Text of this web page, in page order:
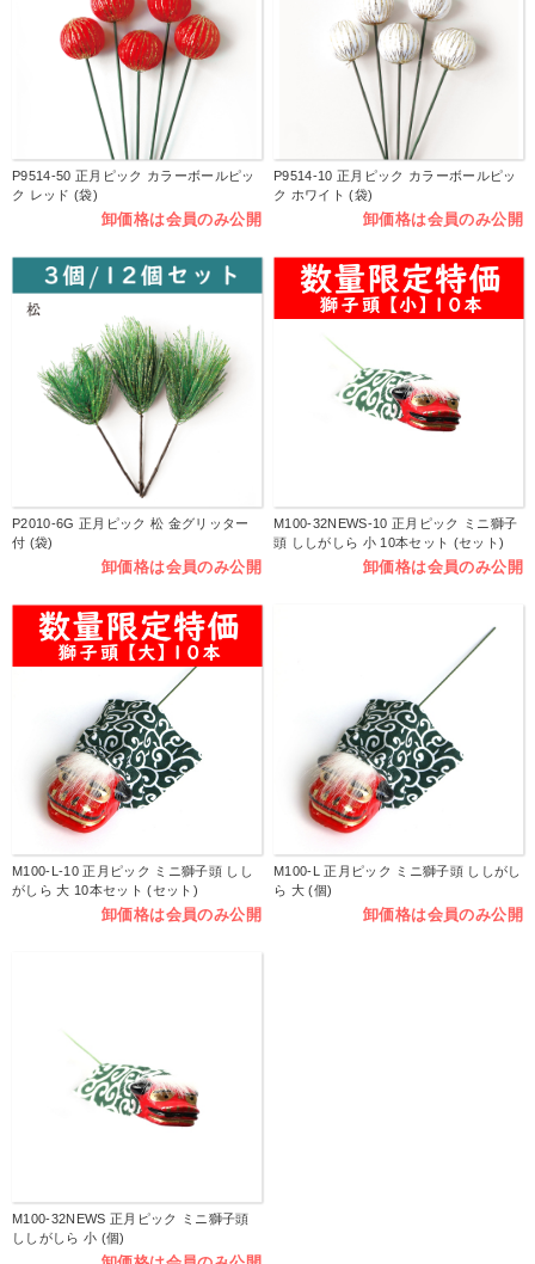
P9514-50 正月ピック カラーボールピッ
ク レッド (袋)
卸価格は会員のみ公開
P9514-10 正月ピック カラーボールピッ
ク ホワイト (袋)
卸価格は会員のみ公開
P2010-6G 正月ピック 松 金グリッター
付 (袋)
卸価格は会員のみ公開
M100-32NEWS-10 正月ピック ミニ獅子
頭 ししがしら 小 10本セット (セット)
卸価格は会員のみ公開
M100-L-10 正月ピック ミニ獅子頭 しし
がしら 大 10本セット (セット)
卸価格は会員のみ公開
M100-L 正月ピック ミニ獅子頭 ししがし
ら 大 (個)
卸価格は会員のみ公開
M100-32NEWS 正月ピック ミニ獅子頭
ししがしら 小 (個)